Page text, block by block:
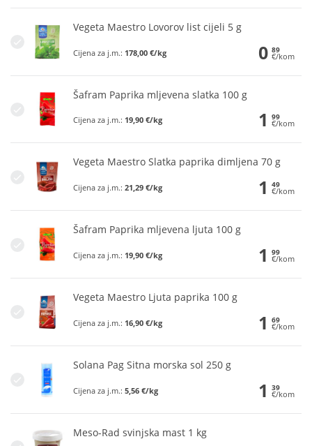
Vegeta Maestro Lovorov list cijeli 5 g
Cijena za j.m.: 178,00 €/kg 0 89
€/kom
Šafram Paprika mljevena slatka 100 g
Cijena za j.m.: 19,90 €/kg 1 99
€/kom
Vegeta Maestro Slatka paprika dimljena 70 g
Cijena za j.m.: 21,29 €/kg 1 49
€/kom
Šafram Paprika mljevena ljuta 100 g
Cijena za j.m.: 19,90 €/kg 1 99
€/kom
Vegeta Maestro Ljuta paprika 100 g
Cijena za j.m.: 16,90 €/kg 1 69
€/kom
Solana Pag Sitna morska sol 250 g
Cijena za j.m.: 5,56 €/kg 1 39
€/kom
Meso-Rad svinjska mast 1 kg